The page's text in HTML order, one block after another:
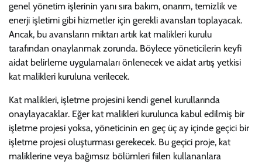
genel yönetim işlerinin yanı sıra bakım, onarım, temizlik ve
enerji işletimi gibi hizmetler için gerekli avansları toplayacak.
Ancak, bu avansların miktarı artık kat malikleri kurulu
tarafından onaylanmak zorunda. Böylece yöneticilerin keyfi
aidat belirleme uygulamaları önlenecek ve aidat artış yetkisi
kat malikleri kuruluna verilecek.
Kat malikleri, işletme projesini kendi genel kurullarında
onaylayacaklar. Eğer kat malikleri kurulunca kabul edilmiş bir
işletme projesi yoksa, yöneticinin en geç üç ay içinde geçici bir
işletme projesi oluşturması gerekecek. Bu geçici proje, kat
maliklerine veya bağımsız bölümleri fiilen kullananlara